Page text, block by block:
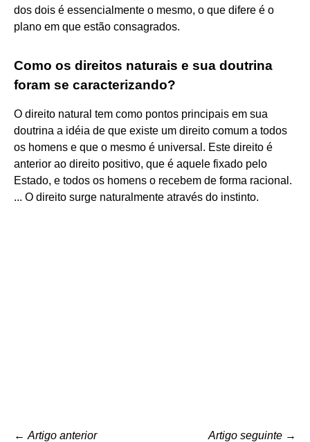
dos dois é essencialmente o mesmo, o que difere é o
plano em que estão consagrados.
Como os direitos naturais e sua doutrina
foram se caracterizando?
O direito natural tem como pontos principais em sua
doutrina a idéia de que existe um direito comum a todos
os homens e que o mesmo é universal. Este direito é
anterior ao direito positivo, que é aquele fixado pelo
Estado, e todos os homens o recebem de forma racional.
... O direito surge naturalmente através do instinto.
← Artigo anterior
Artigo seguinte →